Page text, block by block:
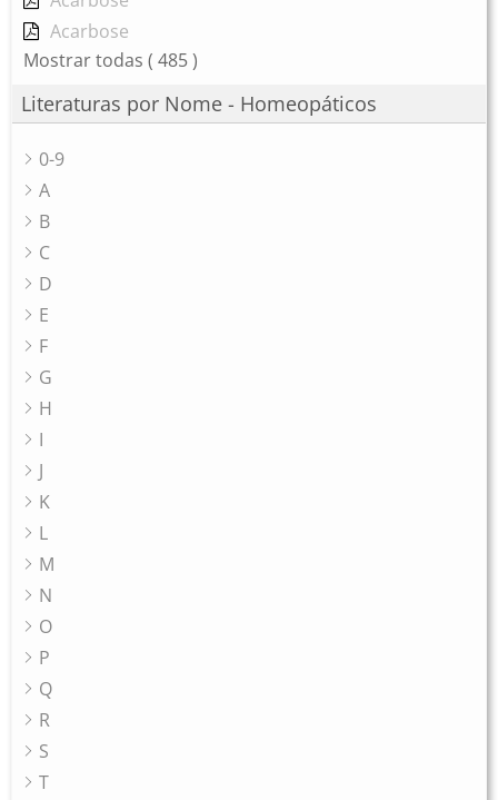
Acarbose
Mostrar todas ( 485 )
Literaturas por Nome - Homeopáticos
0-9
A
B
C
D
E
F
G
H
I
J
K
L
M
N
O
P
Q
R
S
T